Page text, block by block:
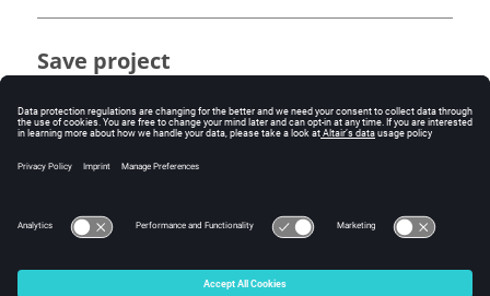
Save project
H_ERROR FMP_saveProject (CEDINT32 serverUid)
Input:
serverUid: server Uid
© 2025 Altair Engineering, Inc. All Rights Reserved.